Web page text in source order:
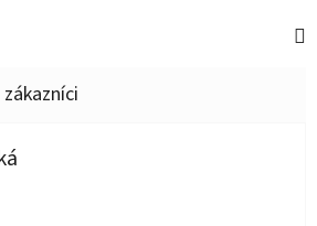
je 1 z 5 hviezdičiek.